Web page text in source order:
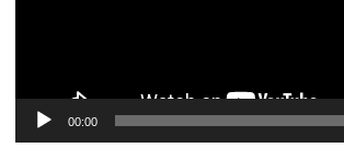
00:00